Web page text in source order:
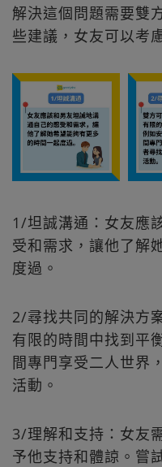
解決這個問題需要雙
些建議，女友可以考
1/坦誠溝通：女友應
受和需求，讓他了解
度過。
2/尋找共同的解決方
有限的時間中找到平
間專門享受二人世界
活動。
3/理解和支持：女友
予他支持和體諒。嘗